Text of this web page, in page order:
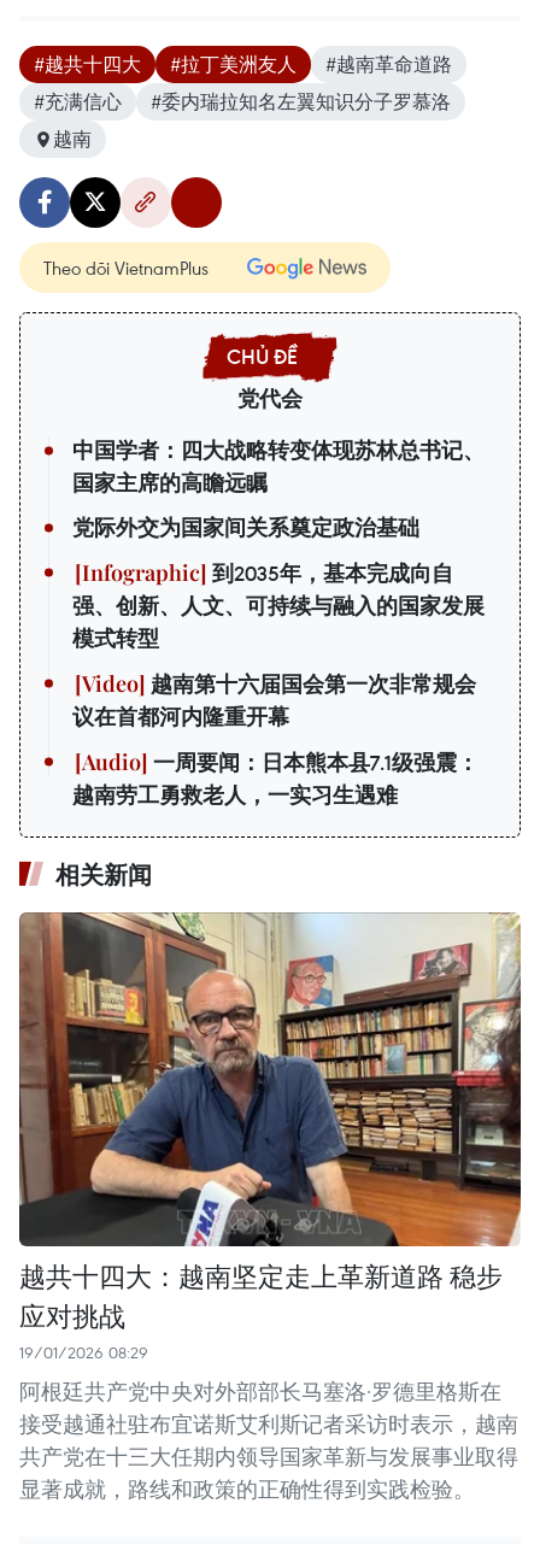
#越共十四大 #拉丁美洲友人
#越南革命道路
#充满信心
#委内瑞拉知名左翼知识分子罗慕洛
越南
Theo dõi VietnamPlus
党代会
中国学者：四大战略转变体现苏林总书记、
国家主席的高瞻远瞩
党际外交为国家间关系奠定政治基础
到2035年，基本完成向自
强、创新、人文、可持续与融入的国家发展
模式转型
越南第十六届国会第一次非常规会
议在首都河内隆重开幕
一周要闻：日本熊本县7.1级强震：
越南劳工勇救老人，一实习生遇难
相关新闻
越共十四大：越南坚定走上革新道路 稳步
应对挑战
19/01/2026 08:29
阿根廷共产党中央对外部部长马塞洛·罗德里格斯在
接受越通社驻布宜诺斯艾利斯记者采访时表示，越南
共产党在十三大任期内领导国家革新与发展事业取得
显著成就，路线和政策的正确性得到实践检验。